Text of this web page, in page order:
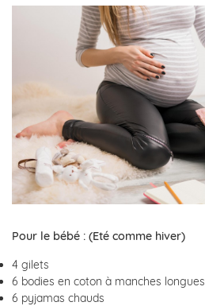
Pour le bébé : (Eté comme hiver)
4 gilets
6 bodies en coton à manches longues
6 pyjamas chauds